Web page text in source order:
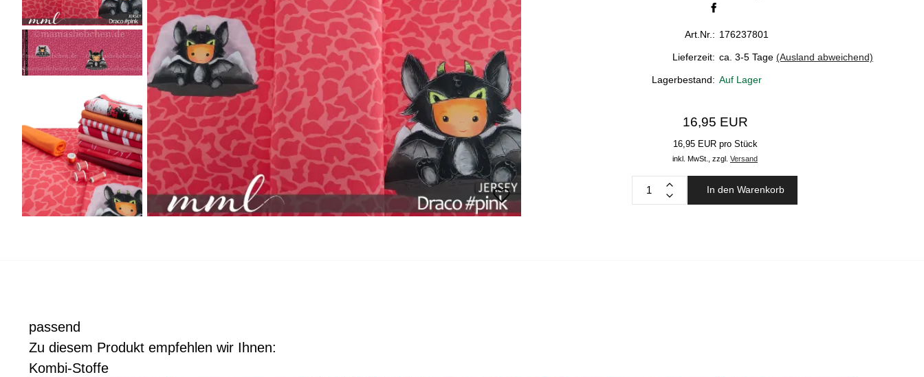
Art.Nr.: 176237801
Lieferzeit: ca. 3-5 Tage (Ausland abweichend)
Lagerbestand: Auf Lager
16,95 EUR
16,95 EUR pro Stück
inkl. MwSt., zzgl. Versand
In den Warenkorb
passend
Zu diesem Produkt empfehlen wir Ihnen:
Kombi-Stoffe